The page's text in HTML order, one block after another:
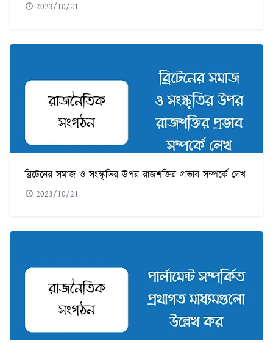
2023/10/21
ব্রিটেনের সমাজ ও সংস্কৃতির উপর রাজশক্তির প্রভাব সম্পর্কে লেখ
2023/10/21